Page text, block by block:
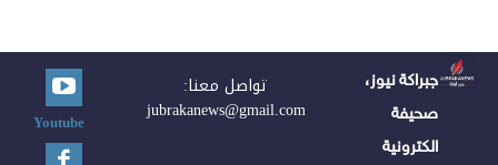
جبراكة نيوز،
صحيفة
الكترونية
تواصل معنا:
jubrakanews@gmail.com
Youtube